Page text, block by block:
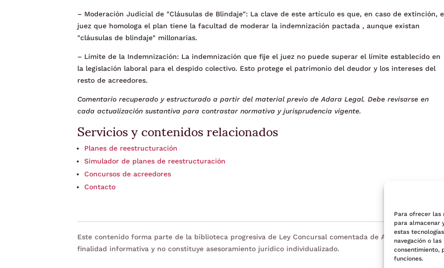
Para ofrecer las
para almacenar
estas
navegación o
consentimiento,
funciones.
– Moderación Judicial de "Cláusulas de Blindaje": La clave de este artículo es que, en caso de extinción,
juez que homologa el plan tiene la facultad de moderar la indemnización pactada , aunque existan
"cláusulas de blindaje" millonarias.
– Límite de la Indemnización: La indemnización que fije el juez no puede superar el límite establecido en
la legislación laboral para el despido colectivo. Esto protege el patrimonio del deudor y los intereses del
resto de acreedores.
Comentario recuperado y estructurado a partir del material previo de Adara Legal. Debe revisarse en
cada actualización sustantiva para contrastar normativa y jurisprudencia vigente.
Servicios y contenidos relacionados
Planes de reestructuración
Simulador de planes de reestructuración
Concursos de acreedores
Contacto
Este contenido forma parte de la biblioteca progresiva de Ley Concursal comentada de Adara Legal.
finalidad informativa y no constituye asesoramiento jurídico individualizado.